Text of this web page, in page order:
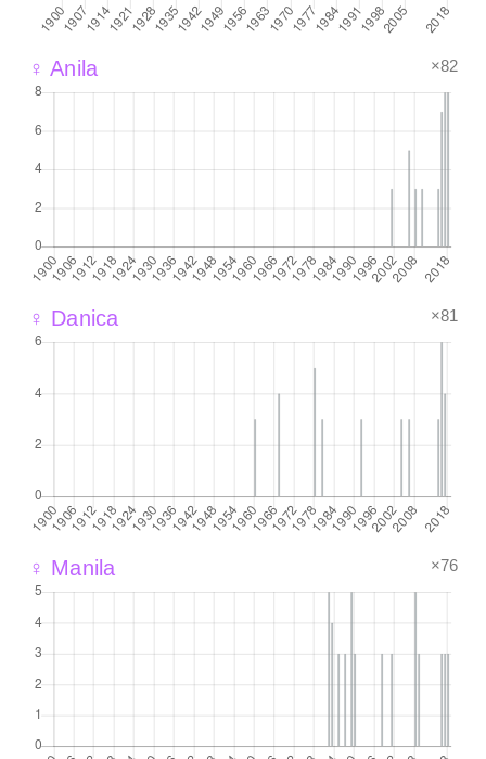
♀ Anila ×82
♀ Danica ×81
♀ Manila ×76